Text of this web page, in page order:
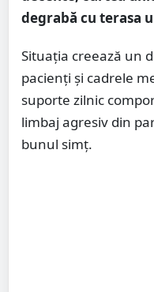
degrabă cu terasa
Situația creează un
pacienți și cadrele
suporte zilnic
limbaj agresiv din
bunul simț.